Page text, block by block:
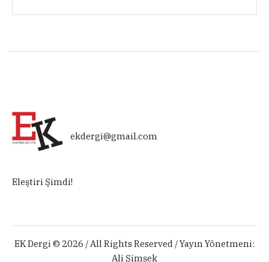
ekdergi@gmail.com
Eleştiri Şimdi!
EK Dergi © 2026 / All Rights Reserved / Yayın Yönetmeni:
Ali Şimşek